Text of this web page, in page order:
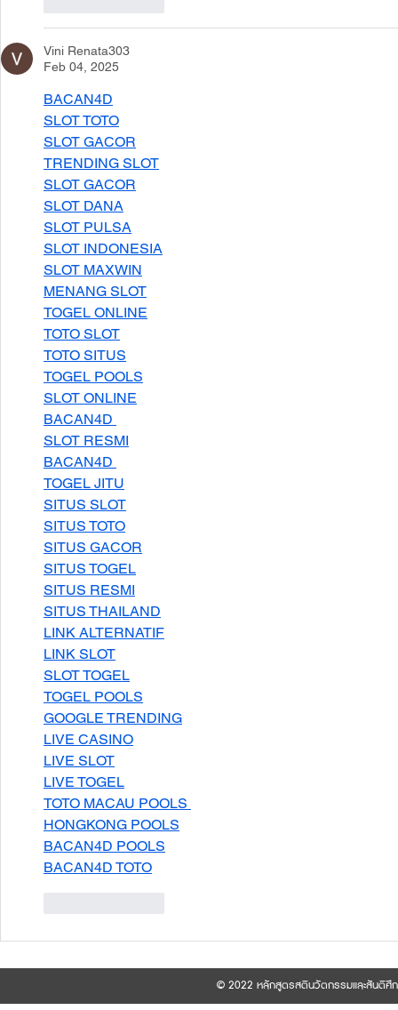
Vini Renata303
Feb 04, 2025
BACAN4D
SLOT TOTO
SLOT GACOR
TRENDING SLOT
SLOT GACOR
SLOT DANA
SLOT PULSA
SLOT INDONESIA
SLOT MAXWIN
MENANG SLOT
TOGEL ONLINE
TOTO SLOT
TOTO SITUS
TOGEL POOLS
SLOT ONLINE
BACAN4D
SLOT RESMI
BACAN4D
TOGEL JITU
SITUS SLOT
SITUS TOTO
SITUS GACOR
SITUS TOGEL
SITUS RESMI
SITUS THAILAND
LINK ALTERNATIF
LINK SLOT
SLOT TOGEL
TOGEL POOLS
GOOGLE TRENDING
LIVE CASINO
LIVE SLOT
LIVE TOGEL
TOTO MACAU POOLS
HONGKONG POOLS
BACAN4D POOLS
BACAN4D TOTO
© 2022 หลักสูตรสตินวัตกรรมและสันติศึ